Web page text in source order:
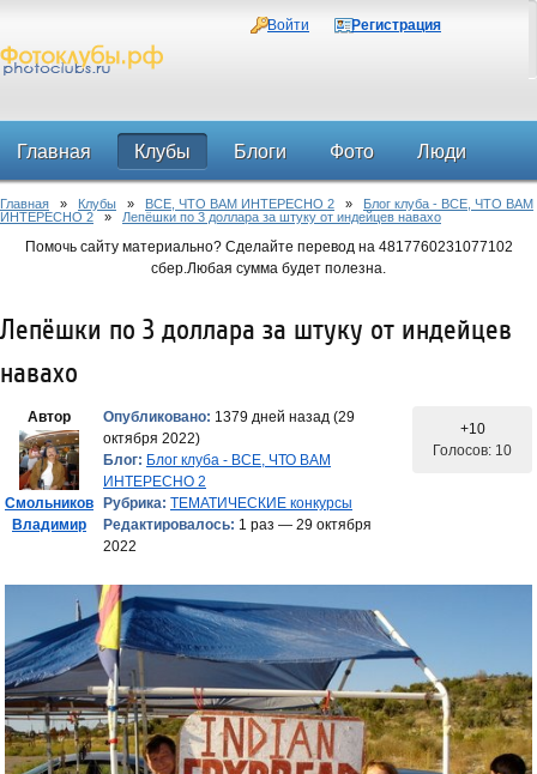
Войти Регистрация
Главная Клубы Блоги Фото Люди
Форум
Главная » Клубы » ВСЕ, ЧТО ВАМ ИНТЕРЕСНО 2 » Блог клуба - ВСЕ, ЧТО ВАМ
ИНТЕРЕСНО 2 » Лепёшки по 3 доллара за штуку от индейцев навахо
Помочь сайту материально? Сделайте перевод на 4817760231077102
сбер.Любая сумма будет полезна.
Лепёшки по 3 доллара за штуку от индейцев
навахо
Автор
Смольников
Владимир
Опубликовано: 1379 дней назад (29
октября 2022)
Блог: Блог клуба - ВСЕ, ЧТО ВАМ
ИНТЕРЕСНО 2
Рубрика: ТЕМАТИЧЕСКИЕ конкурсы
Редактировалось: 1 раз — 29 октября
2022
+10
Голосов: 10